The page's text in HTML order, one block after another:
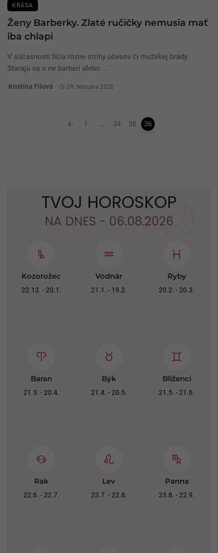
KRÁSA
Ženy Barberky. Zlaté ručičky nemusia mať
iba chlapi
V súčasnosti fičia rôzne strihy účesov či mužskej brady.
Starajú sa o ne barberi alebo ...
Kristína Filová 29. februára 2020
1 ... 34 35 36
TVOJ HOROSKOP
NA DNES - 06.08.2026
Kozorožec
22.12. - 20.1.
Vodnár
21.1. - 19.2.
Ryby
20.2. - 20.3.
Baran
21.3. - 20.4.
Býk
21.4. - 20.5.
Blíženci
21.5. - 21.6.
Rak
22.6. - 22.7.
Lev
23.7. - 22.8.
Panna
23.8. - 22.9.